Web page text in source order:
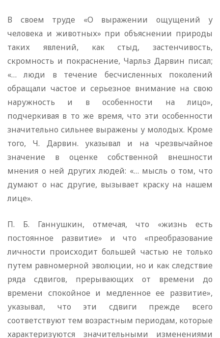
В своем труде «О выражении ощущений у
человека и животных» при объяснении природы
таких явлений, как стыд, застенчивость,
скромность и покраснение, Чарльз Дарвин писал;
«… люди в течение бесчисленных поколений
обращали частое и серьезное внимание на свою
наружность и в особенности на лицо»,
подчеркивая в то же время, что эти особенности
значительно сильнее выражены у молодых. Кроме
того, Ч. Дарвин. указывал и на чрезвычайное
значение в оценке собственной внешности
мнения о ней других людей: «… мысль о том, что
думают о нас другие, вызывает краску на нашем
лице».
П. Б. Ганнушкин, отмечая, что «жизнь есть
постоянное развитие» и что «преобразование
личности происходит большей частью не только
путем равномерной эволюции, но и как следствие
ряда сдвигов, прерывающих от времени до
времени спокойное и медленное ее развитие»,
указывал, что эти сдвиги прежде всего
соответствуют тем возрастным периодам, которые
характеризуются значительными изменениями